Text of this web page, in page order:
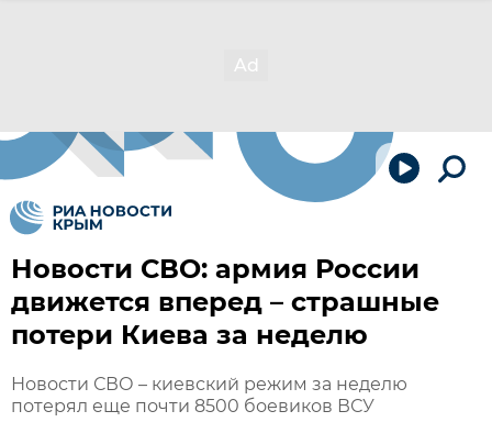
Новости СВО: армия России
движется вперед – страшные
потери Киева за неделю
Новости СВО – киевский режим за неделю
потерял еще почти 8500 боевиков ВСУ